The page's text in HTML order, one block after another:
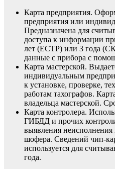
Карта предприятия.
предприятия или
Предназначена для
доступа к информации
лет (ЕСТР) или 3 года
данные с прибора с
Карта мастерской.
индивидуальным
к установке, проверке,
работам тахографов.
владельца мастерской.
Карта контролера.
ГИБДД и прочих
выявления неисполнения
шофера. Сведений чип-
используется для
года.